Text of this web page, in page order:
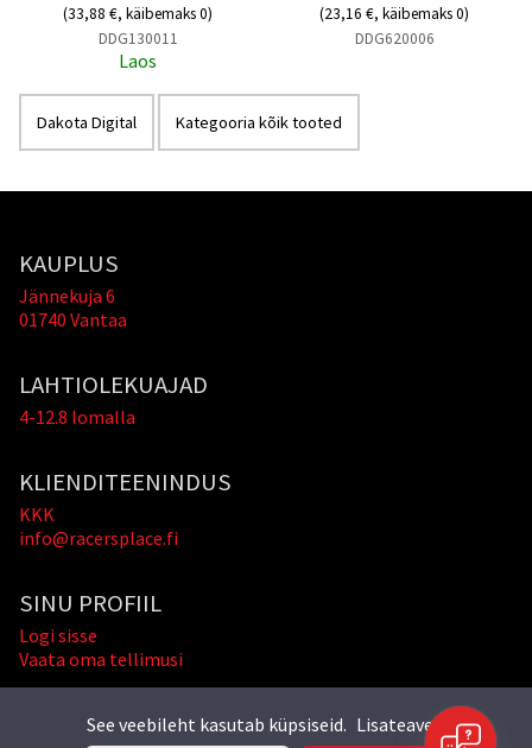
(33,88 €, käibemaks 0)
DDG130011
Laos
(23,16 €, käibemaks 0)
DDG620006
Dakota Digital Kategooria kõik tooted
KAUPLUS
Jännekuja 6
01740 Vantaa
LAHTIOLEKUAJAD
4-12.8 lomalla
KLIENDITEENINDUS
KKK
info@racersplace.fi
SINU PROFIIL
Logi sisse
Vaata oma tellimusi
See veebileht kasutab küpsiseid. Lisateave »